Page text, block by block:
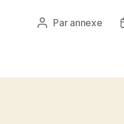
Auteur
Par annexe